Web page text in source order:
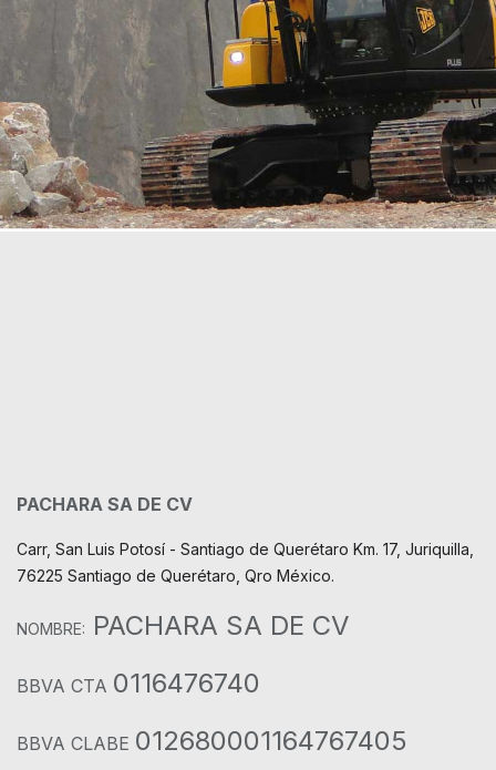
PACHARA SA DE CV
Carr, San Luis Potosí - Santiago de Querétaro Km. 17, Juriquilla,
76225 Santiago de Querétaro, Qro México.
NOMBRE: PACHARA SA DE CV
BBVA CTA 0116476740
BBVA CLABE 012680001164767405